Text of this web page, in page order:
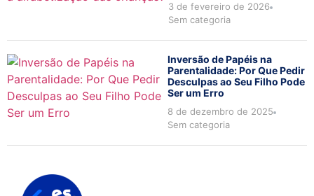
3 de fevereiro de 2026
Sem categoria
Inversão de Papéis na
Parentalidade: Por Que Pedir
Desculpas ao Seu Filho Pode
Ser um Erro
8 de dezembro de 2025
Sem categoria